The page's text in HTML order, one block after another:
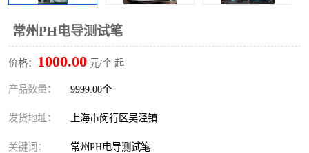
常州PH电导测试笔
价格： 1000.00 元/个 起
产品数量： 9999.00个
发货地址： 上海市闵行区吴泾镇
关键词： 常州PH电导测试笔